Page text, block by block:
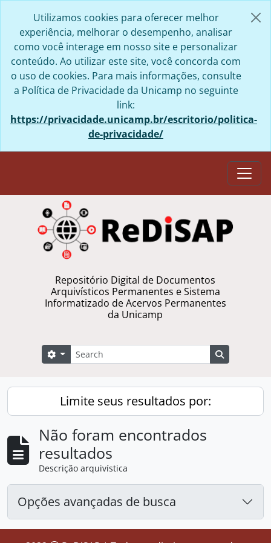
Utilizamos cookies para oferecer melhor
experiência, melhorar o desempenho, analisar
como você interage em nosso site e personalizar
conteúdo. Ao utilizar este site, você concorda com
o uso de cookies. Para mais informações, consulte
a Política de Privacidade da Unicamp no seguinte
link:
https://privacidade.unicamp.br/escritorio/politica-
de-privacidade/
Repositório Digital de Documentos
Arquivísticos Permanentes e Sistema
Informatizado de Acervos Permanentes
da Unicamp
Buscar
Opções de busca
Limite seus resultados por:
Não foram encontrados
resultados
Descrição arquivística
Opções avançadas de busca